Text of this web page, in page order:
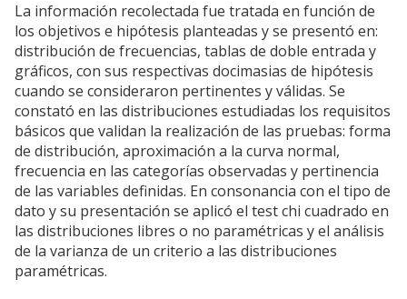
La información recolectada fue tratada en función de
los objetivos e hipótesis planteadas y se presentó en:
distribución de frecuencias, tablas de doble entrada y
gráficos, con sus respectivas docimasias de hipótesis
cuando se consideraron pertinentes y válidas. Se
constató en las distribuciones estudiadas los requisitos
básicos que validan la realización de las pruebas: forma
de distribución, aproximación a la curva normal,
frecuencia en las categorías observadas y pertinencia
de las variables definidas. En consonancia con el tipo de
dato y su presentación se aplicó el test chi cuadrado en
las distribuciones libres o no paramétricas y el análisis
de la varianza de un criterio a las distribuciones
paramétricas.